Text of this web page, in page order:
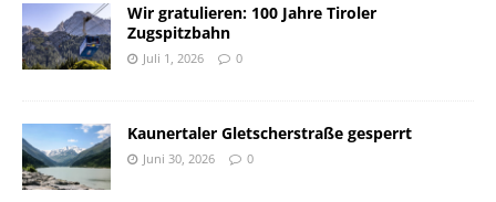
Wir gratulieren: 100 Jahre Tiroler
Zugspitzbahn
Juli 1, 2026 0
Kaunertaler Gletscherstraße gesperrt
Juni 30, 2026 0